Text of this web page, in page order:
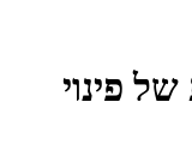
פינוי